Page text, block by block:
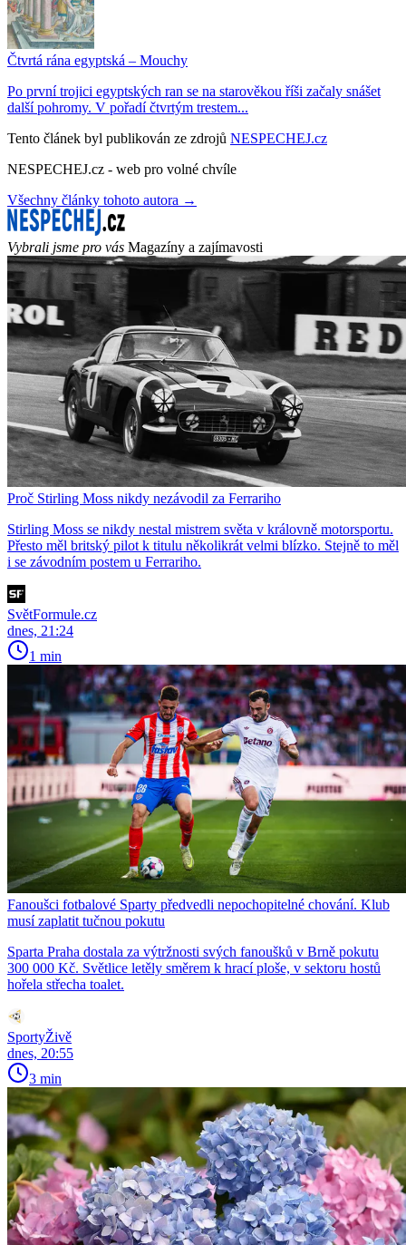
Čtvrtá rána egyptská – Mouchy
Po první trojici egyptských ran se na starověkou říši začaly snášet
další pohromy. V pořadí čtvrtým trestem...
Tento článek byl publikován ze zdrojů NESPECHEJ.cz
NESPECHEJ.cz - web pro volné chvíle
Všechny články tohoto autora →
Vybrali jsme pro vás Magazíny a zajímavosti
Proč Stirling Moss nikdy nezávodil za Ferrariho
Stirling Moss se nikdy nestal mistrem světa v královně motorsportu.
Přesto měl britský pilot k titulu několikrát velmi blízko. Stejně to měl
i se závodním postem u Ferrariho.
SvětFormule.cz
dnes, 21:24
1 min
Fanoušci fotbalové Sparty předvedli nepochopitelné chování. Klub
musí zaplatit tučnou pokutu
Sparta Praha dostala za výtržnosti svých fanoušků v Brně pokutu
300 000 Kč. Světlice letěly směrem k hrací ploše, v sektoru hostů
hořela střecha toalet.
SportyŽivě
dnes, 20:55
3 min